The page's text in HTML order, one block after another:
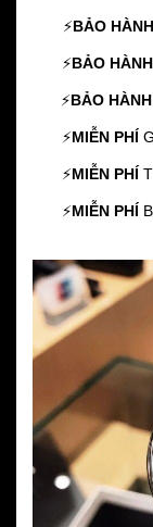
⚡️BẢO HÀNH
⚡️BẢO HÀNH
⚡️BẢO HÀNH
⚡️MIỄN PHÍ
⚡️MIỄN PHÍ
⚡️MIỄN PHÍ